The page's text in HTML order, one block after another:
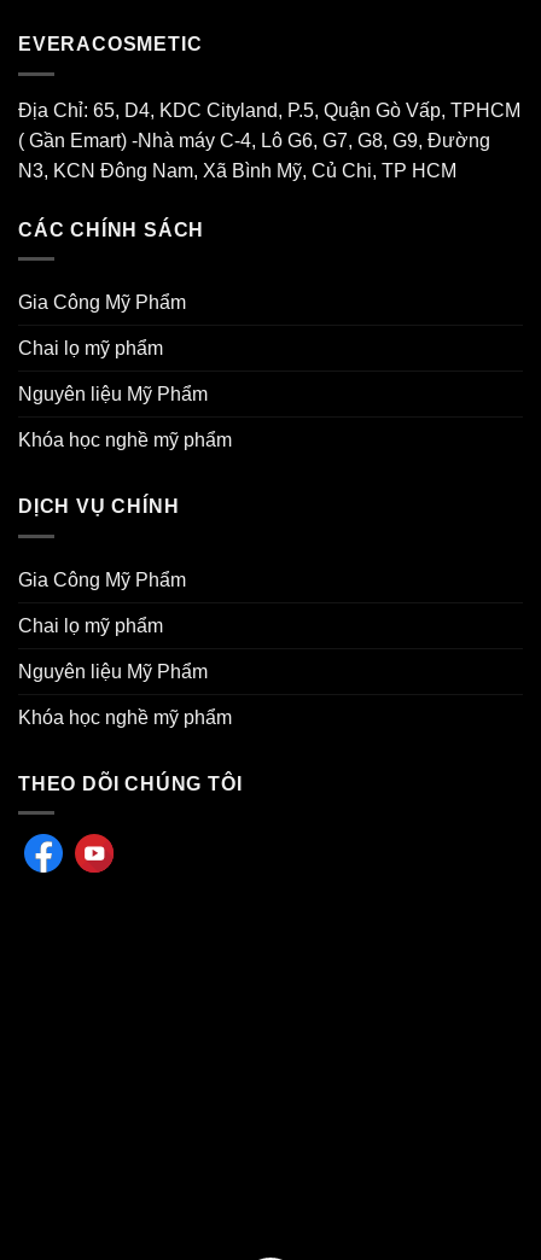
EVERACOSMETIC
Địa Chỉ: 65, D4, KDC Cityland, P.5, Quận Gò Vấp, TPHCM
( Gần Emart) -Nhà máy C-4, Lô G6, G7, G8, G9, Đường
N3, KCN Đông Nam, Xã Bình Mỹ, Củ Chi, TP HCM
CÁC CHÍNH SÁCH
Gia Công Mỹ Phẩm
Chai lọ mỹ phẩm
Nguyên liệu Mỹ Phẩm
Khóa học nghề mỹ phẩm
DỊCH VỤ CHÍNH
Gia Công Mỹ Phẩm
Chai lọ mỹ phẩm
Nguyên liệu Mỹ Phẩm
Khóa học nghề mỹ phẩm
THEO DÕI CHÚNG TÔI